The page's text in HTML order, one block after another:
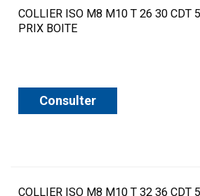
COLLIER ISO M8 M10 T 26 30 CDT
PRIX BOITE
Consulter
COLLIER ISO M8 M10 T 32 36 CDT